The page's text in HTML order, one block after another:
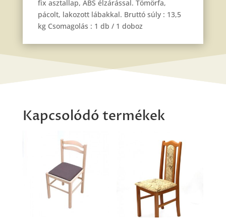
fix asztallap, ABS élzárással. Tömörfa,
pácolt, lakozott lábakkal. Bruttó súly : 13,5
kg Csomagolás : 1 db / 1 doboz
Kapcsolódó termékek